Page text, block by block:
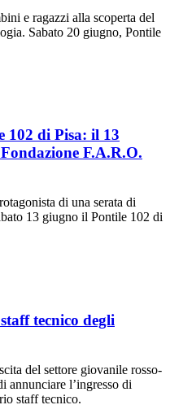
e ragazzi alla scoperta del
Sabato 20 giugno, Pontile
102 di Pisa: il 13
F.A.R.O.
di una serata di
13 giugno il Pontile 102 di
tecnico degli
del settore giovanile rosso-
annunciare l’ingresso di
staff tecnico.